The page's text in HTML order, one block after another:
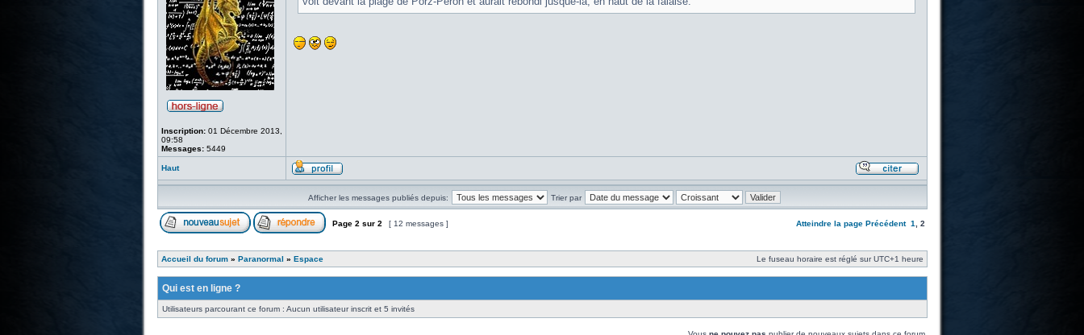
Inscription:01 Décembre 2013,
09:58
Messages:5449
Haut
Afficher les messages publiés depuis: Trier par
Page 2 sur 2 [ 12 messages ] Atteindre la page Précédent 1 2
Accueil du forum» Paranormal » Espace Le fuseau horaire est réglé sur UTC+1 heure
Qui est en ligne ?
Utilisateurs parcourant ce forum : Aucun utilisateur inscrit et 5 invités